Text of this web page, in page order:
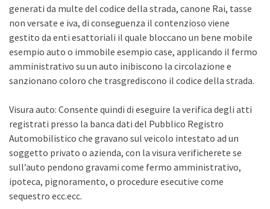
generati da multe del codice della strada, canone Rai, tasse
non versate e iva, di conseguenza il contenzioso viene
gestito da enti esattoriali il quale bloccano un bene mobile
esempio auto o immobile esempio case, applicando il fermo
amministrativo su un auto inibiscono la circolazione e
sanzionano coloro che trasgrediscono il codice della strada.
Visura auto: Consente quindi di eseguire la verifica degli atti
registrati presso la banca dati del Pubblico Registro
Automobilistico che gravano sul veicolo intestato ad un
soggetto privato o azienda, con la visura verificherete se
sull’auto pendono gravami come fermo amministrativo,
ipoteca, pignoramento, o procedure esecutive come
sequestro ecc.ecc.